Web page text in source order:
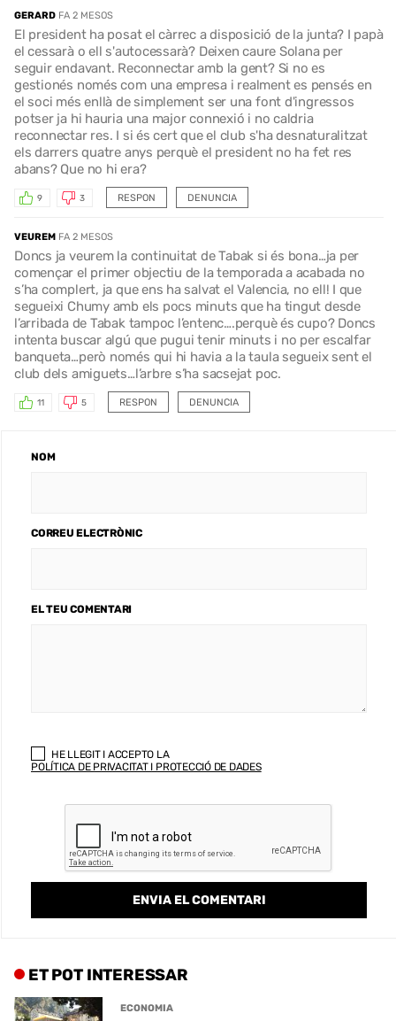
GERARD FA 2 MESOS
El president ha posat el càrrec a disposició de la junta? I papà
el cessarà o ell s'autocessarà? Deixen caure Solana per
seguir endavant. Reconnectar amb la gent? Si no es
gestionés només com una empresa i realment es pensés en
el soci més enllà de simplement ser una font d'ingressos
potser ja hi hauria una major connexió i no caldria
reconnectar res. I si és cert que el club s'ha desnaturalitzat
els darrers quatre anys perquè el president no ha fet res
abans? Que no hi era?
RESPON
9 3 DENUNCIA
VEUREM FA 2 MESOS
Doncs ja veurem la continuitat de Tabak si és bona…ja per
començar el primer objectiu de la temporada a acabada no
s’ha complert, ja que ens ha salvat el Valencia, no ell! I que
segueixi Chumy amb els pocs minuts que ha tingut desde
l’arribada de Tabak tampoc l’entenc….perquè és cupo? Doncs
intenta buscar algú que pugui tenir minuts i no per escalfar
banqueta…però només qui hi havia a la taula segueix sent el
club dels amiguets…l’arbre s’ha sacsejat poc.
RESPON
11 5 DENUNCIA
NOM
CORREU ELECTRÒNIC
EL TEU COMENTARI
HE LLEGIT I ACCEPTO LA
POLÍTICA DE PRIVACITAT I PROTECCIÓ DE DADES
ET POT INTERESSAR
ECONOMIA